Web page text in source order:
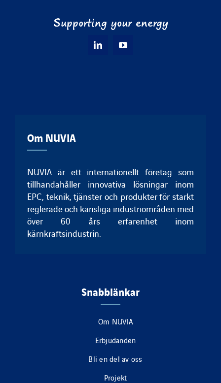
Supporting your energy
Om NUVIA
NUVIA är ett internationellt företag som
tillhandahåller innovativa lösningar inom
EPC, teknik, tjänster och produkter för starkt
reglerade och känsliga industriområden med
över 60 års erfarenhet inom
kärnkraftsindustrin.
Snabblänkar
Om NUVIA
Erbjudanden
Bli en del av oss
Projekt